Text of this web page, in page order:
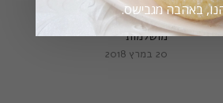
קציצות כרישה טבעוניות
מושלמות
20 במרץ 2018
באהבה מגבישס.